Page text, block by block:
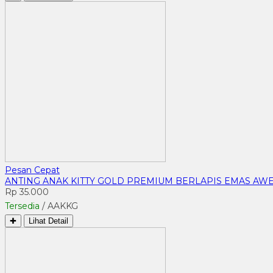
Pesan Cepat
ANTING ANAK KITTY GOLD PREMIUM BERLAPIS EMAS
Rp 35.000
Tersedia / AAKKG
✚ Lihat Detail